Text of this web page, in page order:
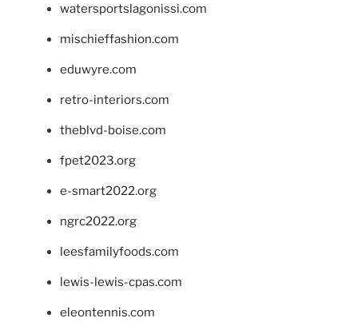
watersportslagonissi.com
mischieffashion.com
eduwyre.com
retro-interiors.com
theblvd-boise.com
fpet2023.org
e-smart2022.org
ngrc2022.org
leesfamilyfoods.com
lewis-lewis-cpas.com
eleontennis.com